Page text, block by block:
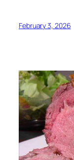
February 3, 2026